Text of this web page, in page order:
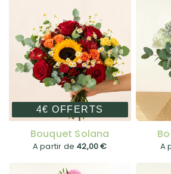
4€ OFFERTS
Bouquet Solana
A partir de 42,00 € A